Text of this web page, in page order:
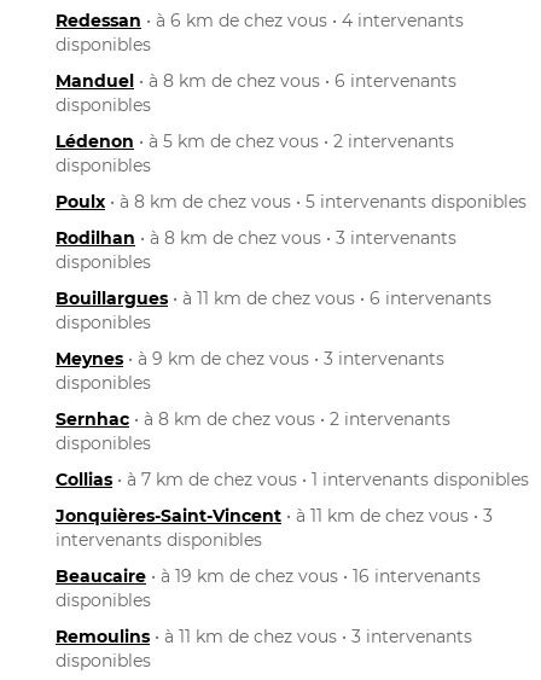
Redessan • à 6 km de chez vous • 4 intervenants
disponibles
Manduel • à 8 km de chez vous • 6 intervenants
disponibles
Lédenon • à 5 km de chez vous • 2 intervenants
disponibles
Poulx • à 8 km de chez vous • 5 intervenants disponibles
Rodilhan • à 8 km de chez vous • 3 intervenants
disponibles
Bouillargues • à 11 km de chez vous • 6 intervenants
disponibles
Meynes • à 9 km de chez vous • 3 intervenants
disponibles
Sernhac • à 8 km de chez vous • 2 intervenants
disponibles
Collias • à 7 km de chez vous • 1 intervenants disponibles
Jonquières-Saint-Vincent • à 11 km de chez vous • 3
intervenants disponibles
Beaucaire • à 19 km de chez vous • 16 intervenants
disponibles
Remoulins • à 11 km de chez vous • 3 intervenants
disponibles